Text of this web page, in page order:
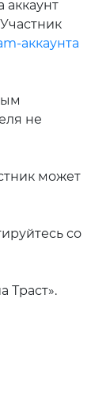
аккаунта
не
может
со
Траст».